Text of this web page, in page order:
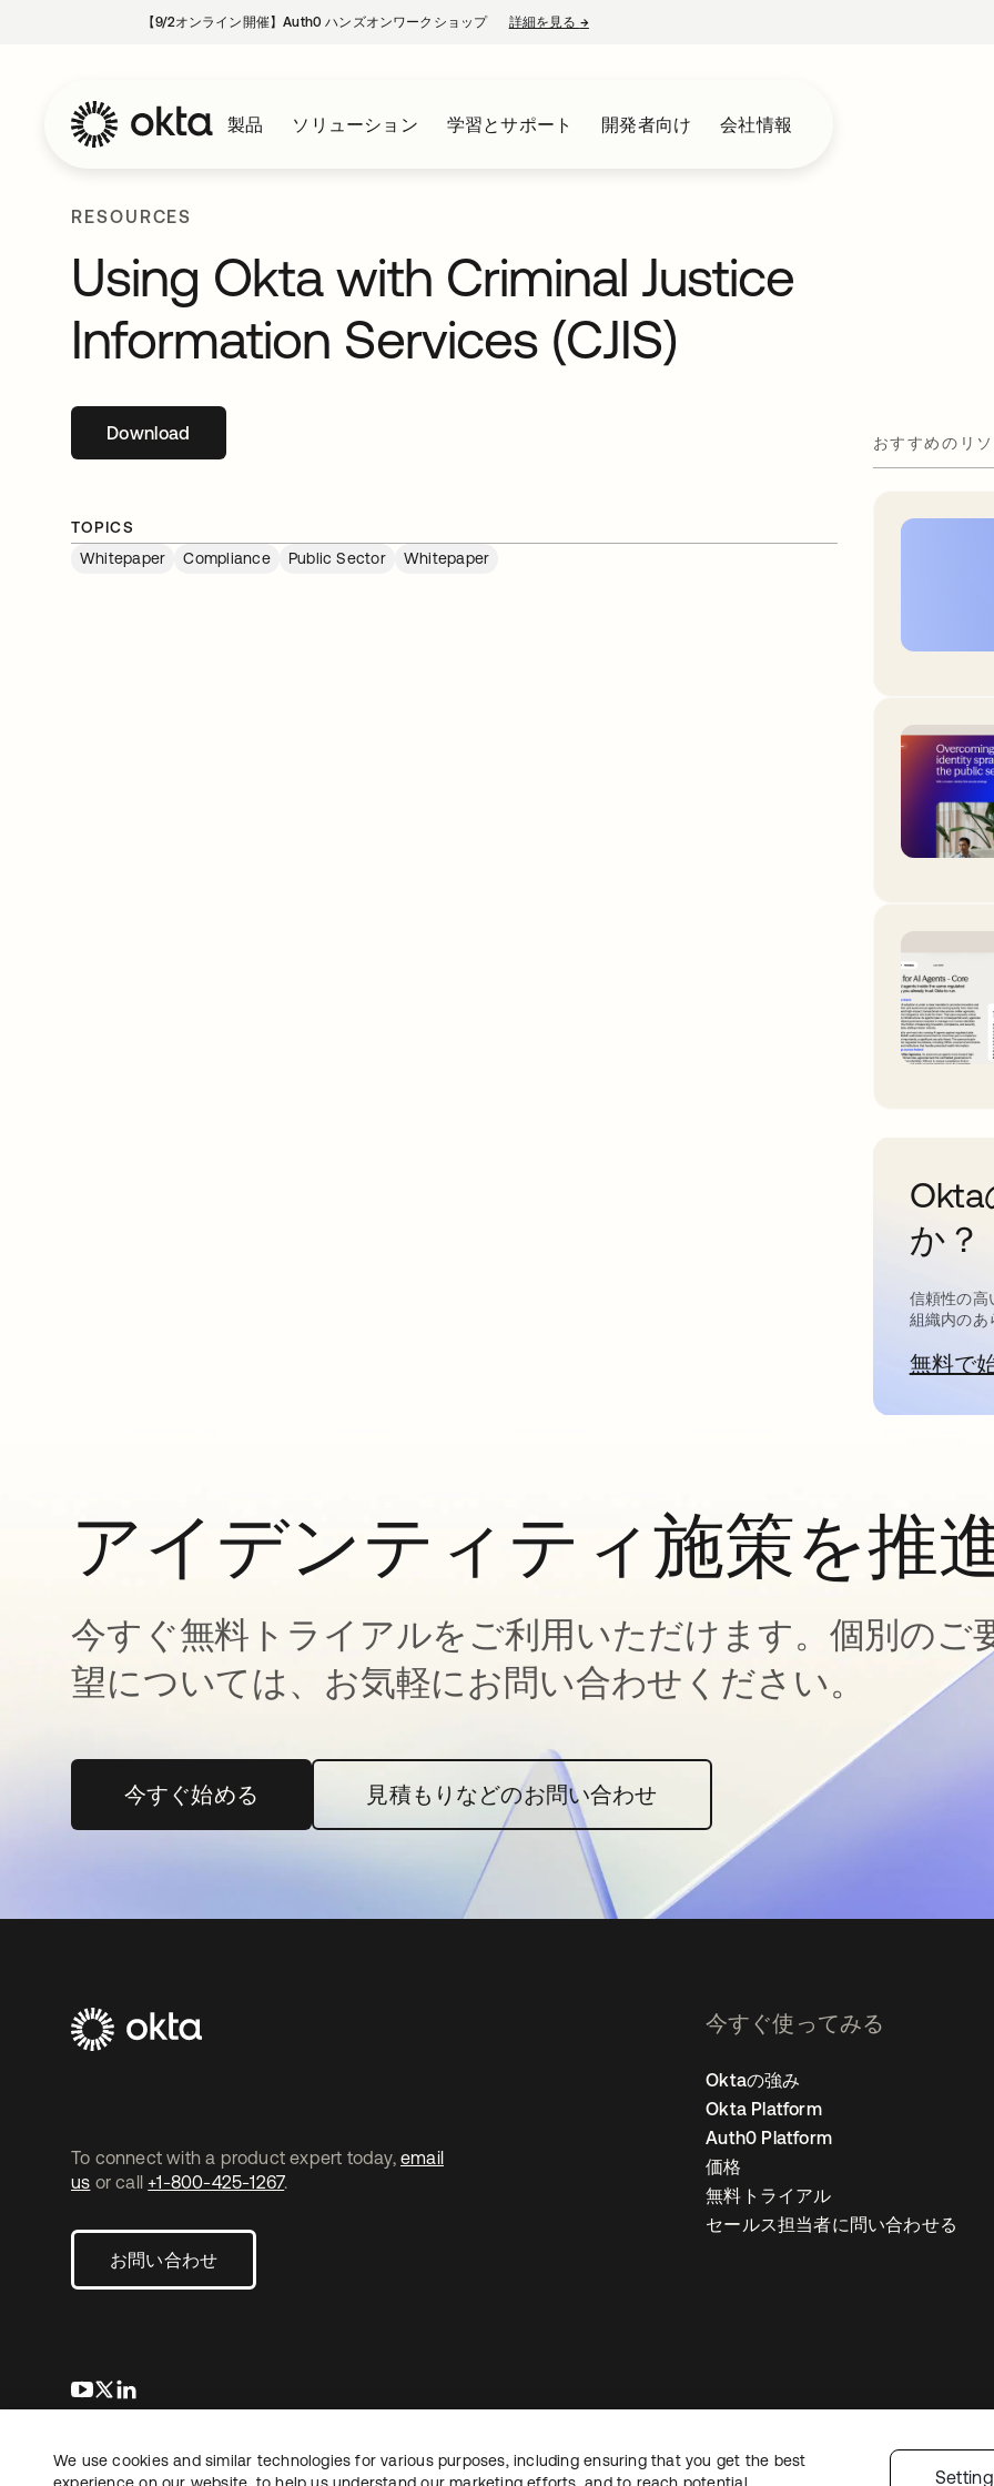
【9/2オンライン開催】Auth0 ハンズオンワークショップ 詳細を見る →新しいタブで開く
製品 ソリューション 学習とサポート 開発者向け 会社情報
RESOURCES
Using Okta with Criminal Justice
Information Services (CJIS)
Download新しいタブで開く
TOPICS
Whitepaper
Compliance Public Sector Whitepaper
おすすめのリ
か？
信頼性の高
組織内のあ
無料で
アイデンティティ施策を推
今すぐ無料トライアルをご利用いただけます。個別のご
望については、お気軽にお問い合わせください。
今すぐ始める新しいタブで開く 見積もりなどのお問い合わせ
To connect with a product expert today, email
us or call +1-800-425-1267.
お問い合わせ
新しいタブで開く
新しいタブで開く
今すぐ使ってみる
Oktaの強み
Okta Platform
Auth0 Platform
価格
無料トライアル
セールス担当者に問い合わせる
法務プライバシーポリシーサイト利用規約セキュリティ Cookie
Copyright © 2026 Okta. All rights reserved.
We use cookies and similar technologies for various purposes, including ensuring that you get the best